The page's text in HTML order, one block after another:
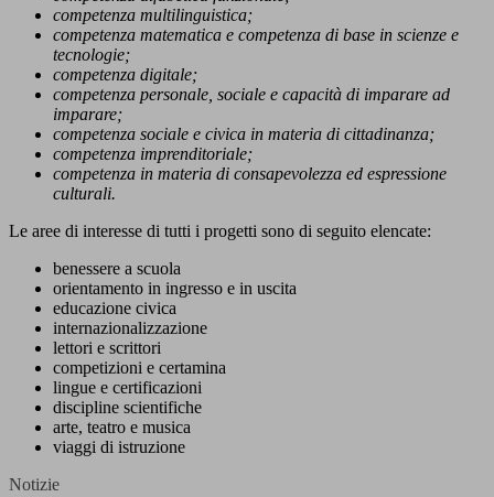
competenza multilinguistica;
competenza matematica e competenza di base in scienze e
tecnologie;
competenza digitale;
competenza personale, sociale e capacità di imparare ad
imparare;
competenza sociale e civica in materia di cittadinanza;
competenza imprenditoriale;
competenza in materia di consapevolezza ed espressione
culturali.
Le aree di interesse di tutti i progetti sono di seguito elencate:
benessere a scuola
orientamento in ingresso e in uscita
educazione civica
internazionalizzazione
lettori e scrittori
competizioni e certamina
lingue e certificazioni
discipline scientifiche
arte, teatro e musica
viaggi di istruzione
Notizie